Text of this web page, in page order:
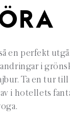
en perfekt
i
Ta en tur
i hotellets